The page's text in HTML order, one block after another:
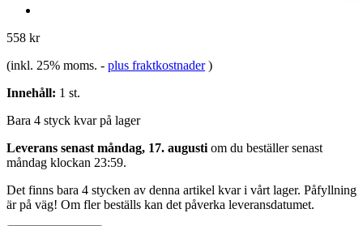
558 kr
(inkl. 25% moms. - plus fraktkostnader )
Innehåll: 1 st.
Bara 4 styck kvar på lager
Leverans senast måndag, 17. augusti om du beställer senast
måndag klockan 23:59.
Det finns bara 4 stycken av denna artikel kvar i vårt lager. Påfyllning
är på väg! Om fler beställs kan det påverka leveransdatumet.